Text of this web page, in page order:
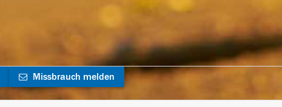
Missbrauch melden